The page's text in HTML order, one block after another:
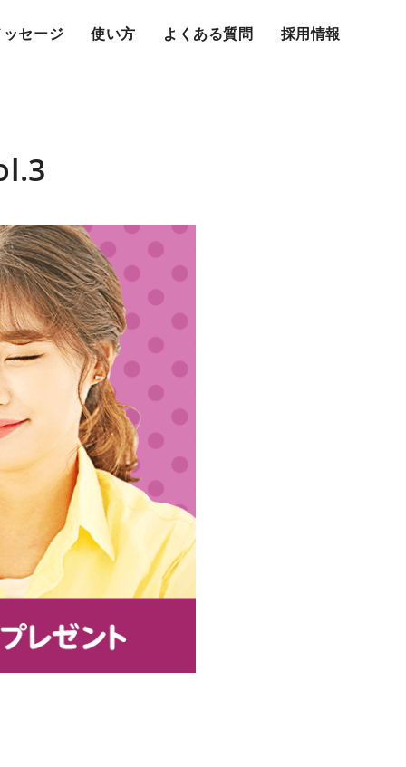
セージ 使い方 よくある質問 採用情報